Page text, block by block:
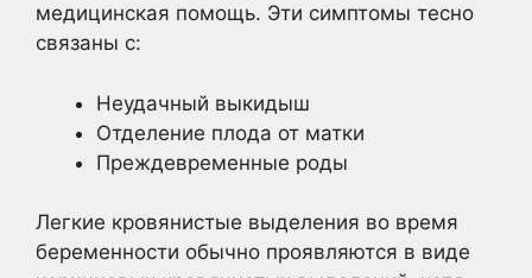
медицинская помощь. Эти симптомы тесно
связаны с:
Неудачный выкидыш
Отделение плода от матки
Преждевременные роды
Легкие кровянистые выделения во время
беременности обычно проявляются в виде